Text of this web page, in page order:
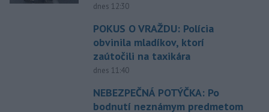
dnes 12:30
POKUS O VRAŽDU: Polícia
obvinila mladíkov, ktorí
zaútočili na taxikára
dnes 11:40
NEBEZPEČNÁ POTÝČKA: Po
bodnutí neznámym predmetom